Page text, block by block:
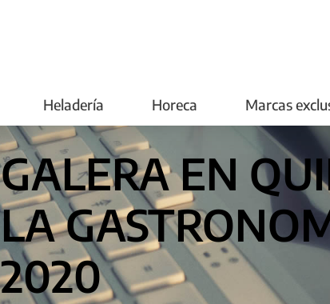
Heladería Horeca Marcas
GALERA EN
LA
2020